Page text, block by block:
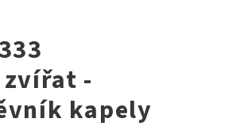
-
kapely